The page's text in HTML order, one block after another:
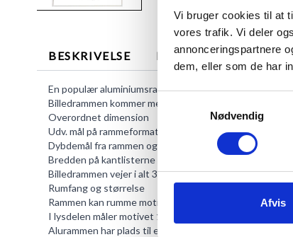
Vi bruger cookies til at
vores trafik. Vi deler
annonceringspartnere
dem, eller som de har
Nødvendig
Afvis
BESKRIVELSE MERE INFORMATION
En populær aluminiumsramme i diskret hvid, som falder
Billedrammen kommer med en diskret kant, som
Overordnet dimension
Udv. mål på rammeformatet er 15,8 x 20,8 x 2,1 cm.
Dybdemål fra rammen og ind til væggen er 21 mm.
Bredden på kantlisterne på PhoEco-9006 er 8 mm.
Billedrammen vejer i alt 370 g.
Rumfang og størrelse
Rammen kan rumme motiver med et billedmål op til 15,0
I lysdelen måler motivet 14,2 x 19,2 cm. Lysdelen er
Alurammen har plads til et indhold på max 6 mm i dybden.